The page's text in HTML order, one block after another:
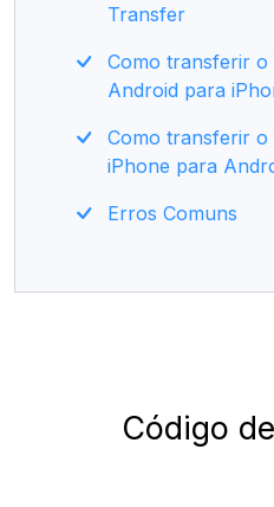
Transfer
Como transferir o
Android para
Como transferir o
iPhone para
Erros Comuns
Código